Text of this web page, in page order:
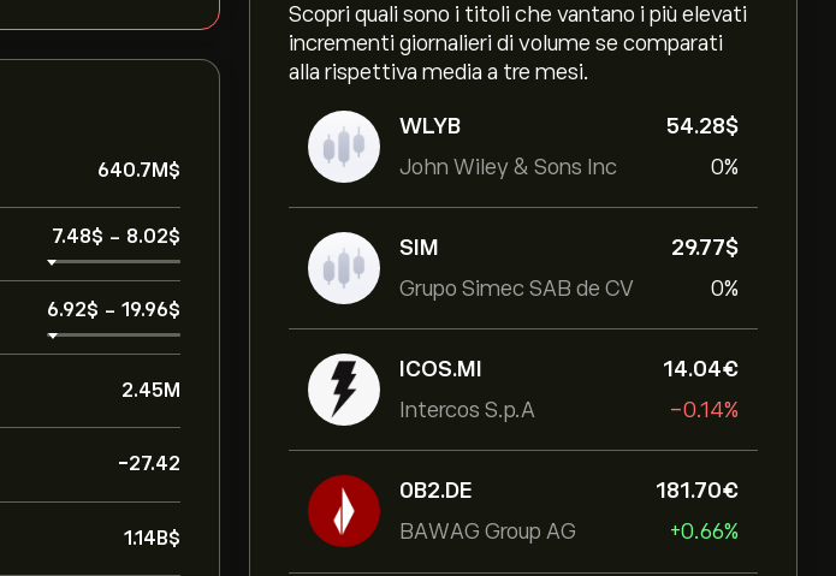
Scopri quali sono i titoli che vantano i più elevati
incrementi giornalieri di volume se comparati
alla rispettiva media a tre mesi.
WLYB
John Wiley & Sons Inc
54.28‎$‎
0%
SIM
Grupo Simec SAB de CV
29.77‎$‎
0%
ICOS.MI
Intercos S.p.A
14.04‎€‎
-0.14%
0B2.DE
BAWAG Group AG
181.70‎€‎
+0.66%
640.7M‎$‎
7.48‎$‎ - 8.02‎$‎
6.92‎$‎ - 19.96‎$‎
2.45M
-27.42
1.14B‎$‎